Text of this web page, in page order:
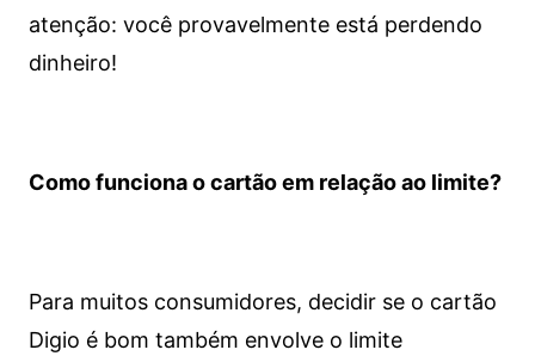
atenção: você provavelmente está perdendo
dinheiro!
Como funciona o cartão em relação ao limite?
Para muitos consumidores, decidir se o cartão
Digio é bom também envolve o limite